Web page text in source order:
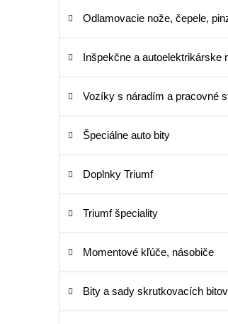
Odlamovacie nože, čepele,
Inšpekčne a autoelektrikárske
Vozíky s náradím a pracovné
Špeciálne auto bity
Doplnky Triumf
Triumf špeciality
Momentové kľúče, násobiče
Bity a sady skrutkovacích bitov